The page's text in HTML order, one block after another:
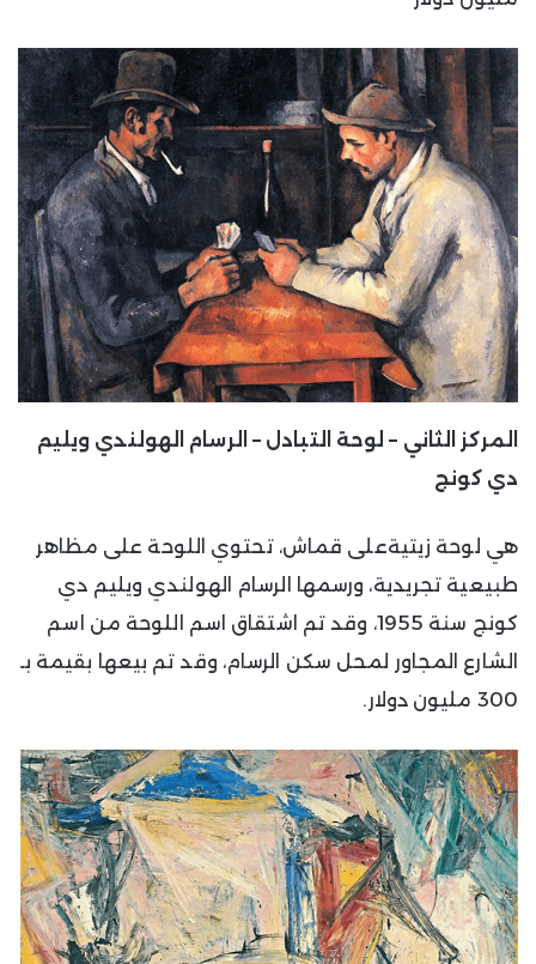
المركز الثاني – لوحة التبادل – الرسام الهولندي ويليم
دي كونج
هي لوحة زيتيةعلى قماش، تحتوي اللوحة على مظاهر
طبيعية تجريدية، ورسمها الرسام الهولندي ويليم دي
كونج سنة 1955، وقد تم اشتقاق اسم اللوحة من اسم
الشارع المجاور لمحل سكن الرسام، وقد تم بيعها بقيمة بـ
300 مليون دولار.